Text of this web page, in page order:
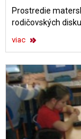
Prostredie
rodičovských
viac